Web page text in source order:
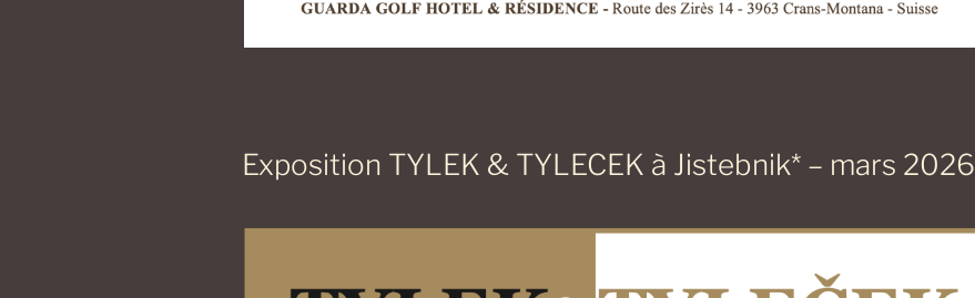
Exposition TYLEK & TYLECEK à Jistebnik* – mars 2026